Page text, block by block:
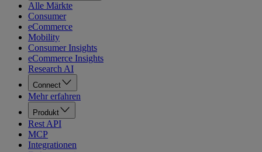
Alle Märkte
Consumer
eCommerce
Mobility
Consumer Insights
eCommerce Insights
Research AI
Connect
Mehr erfahren
Produkt
Rest API
MCP
Integrationen